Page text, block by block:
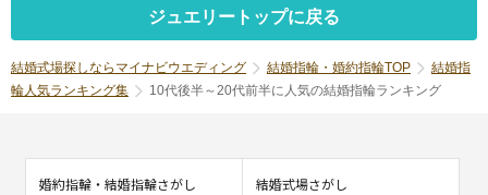
ジュエリートップに戻る
結婚式場探しならマイナビウエディング 結婚指輪・婚約指輪TOP
結婚指
輪人気ランキング集
10代後半～20代前半に人気の結婚指輪ランキング
婚約指輪・結婚指輪さがし 結婚式場さがし